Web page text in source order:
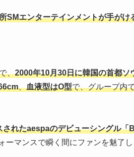
SMエンターテインメントが手が
、2000年10月30日に韓国の首都ソ
、血液型はO型で、グループ内
されたaespaのデビューシングル
ーマンスで瞬く間にファンを魅了し